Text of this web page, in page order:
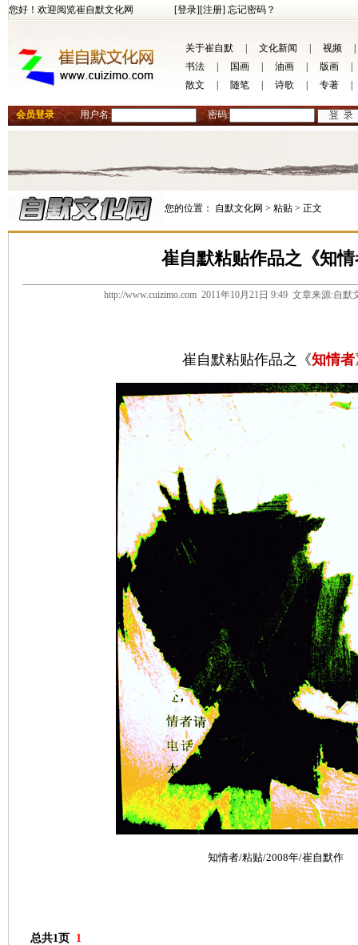
您好！欢迎阅览崔自默文化网 [登录][注册] 忘记密码？
关于崔自默 文化新闻 视频
书法
国画 油画 版画
散文
随笔 诗歌 专著
会员登录 用户名: 密码:
您的位置： 自默文化网 > 粘贴 > 正文
崔自默粘贴作品之《知
http://www.cuizimo.com 2011年10月21日 9:49 文章来源:自
崔自默粘贴作品之《知情者
知情者/粘贴/2008年/崔自默作
总共1页 1